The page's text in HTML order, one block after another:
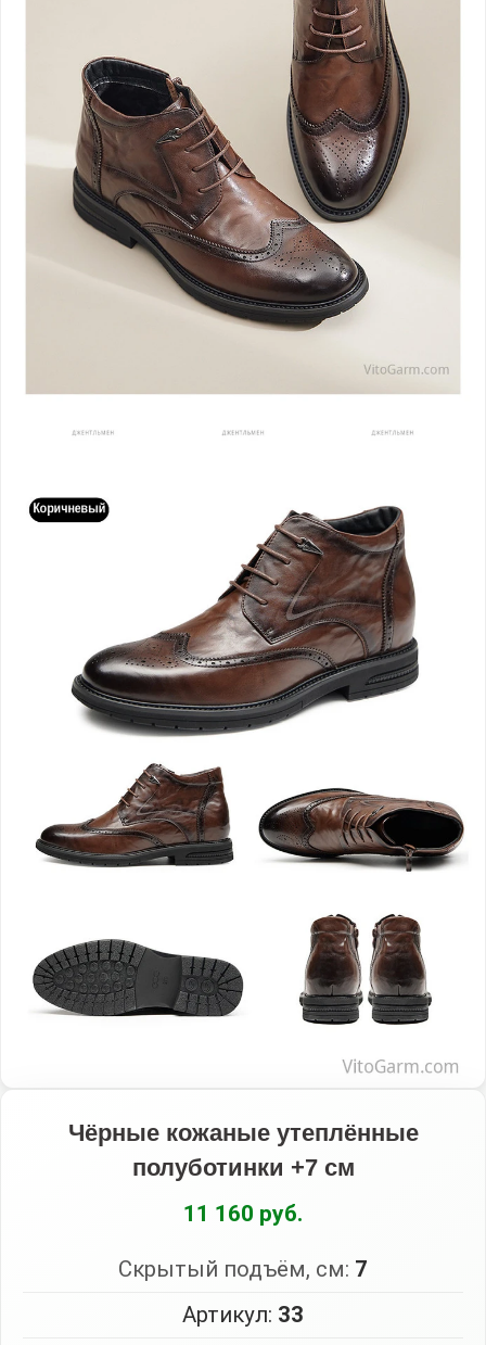
Чёрные кожаные утеплённые
полуботинки +7 см
11 160 руб.
Скрытый подъём, см: 7
Артикул: 33